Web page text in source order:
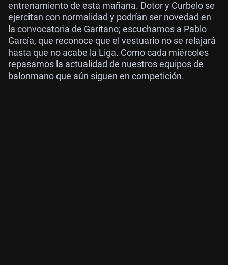
entrenamiento de esta mañana. Dotor y Curbelo se
ejercitan con normalidad y podrían ser novedad en
la convocatoria de Garitano; escuchamos a Pablo
García, que reconoce que el vestuario no se relajará
hasta que no acabe la Liga. Como cada miércoles
repasamos la actualidad de nuestros equipos de
balonmano que aún siguen en competición.